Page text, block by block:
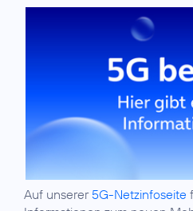
Auf unserer 5G-Netzinfoseite